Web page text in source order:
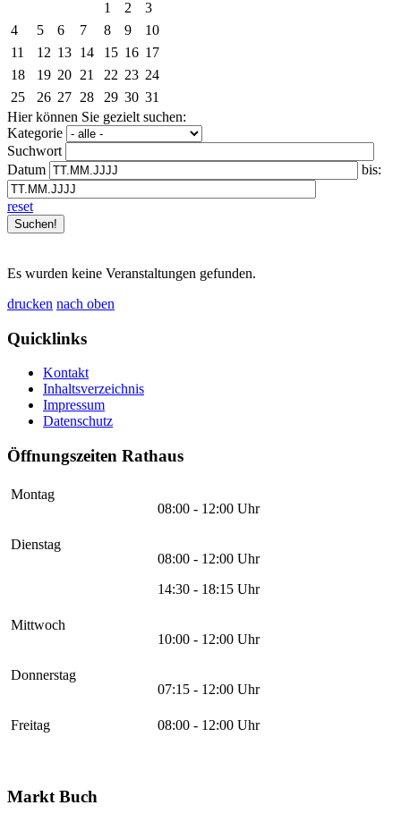
1
2
3
4
5 6 7 8 9
10
11
12 13 14 15 16 17
18
19 20 21 22 23 24
25
26 27 28 29 30 31
Hier können Sie gezielt suchen:
Kategorie
Suchwort
Datum
bis:
reset
Es wurden keine Veranstaltungen gefunden.
drucken nach oben
Quicklinks
Kontakt
Inhaltsverzeichnis
Impressum
Datenschutz
Öffnungszeiten Rathaus
Montag
08:00 - 12:00 Uhr
Dienstag
08:00 - 12:00 Uhr
14:30 - 18:15 Uhr
Mittwoch
10:00 - 12:00 Uhr
Donnerstag
07:15 - 12:00 Uhr
Freitag 08:00 - 12:00 Uhr
Markt Buch